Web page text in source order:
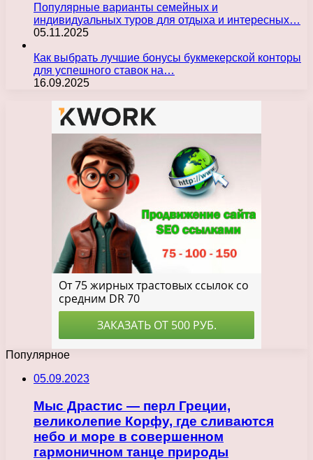
Популярные варианты семейных и
индивидуальных туров для отдыха и интересных…
05.11.2025
Как выбрать лучшие бонусы букмекерской конторы
для успешного ставок на…
16.09.2025
Популярное
05.09.2023
Мыс Драстис — перл Греции,
великолепие Корфу, где сливаются
небо и море в совершенном
гармоничном танце природы